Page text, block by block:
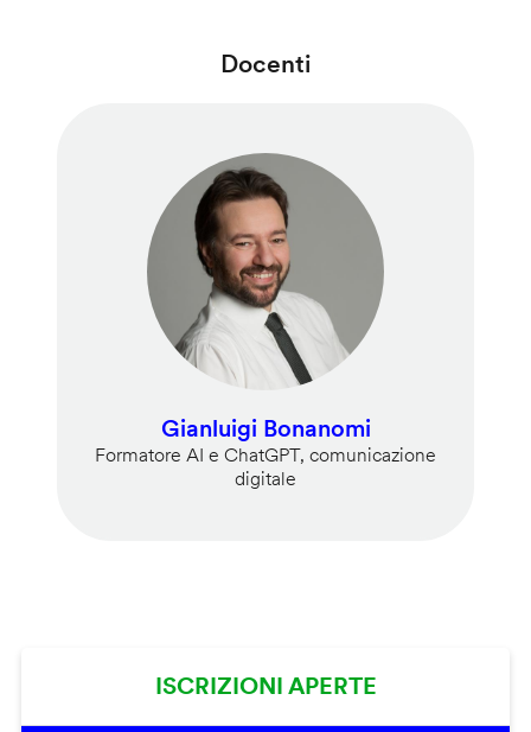
Docenti
Gianluigi Bonanomi
Formatore AI e ChatGPT, comunicazione
digitale
ISCRIZIONI APERTE